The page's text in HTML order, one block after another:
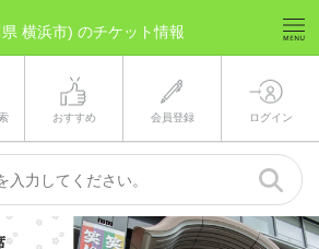
横浜市) のチケット情報
おすすめ 会員登録 ログイン